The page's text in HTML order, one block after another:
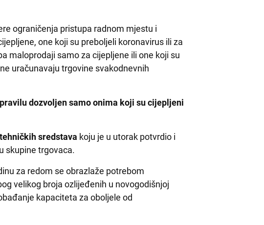
ograničenja pristupa radnom mjestu i
one koji su preboljeli koronavirus ili za
maloprodaji samo za cijepljene ili one koji su
uračunavaju trgovine svakodnevnih
dozvoljen samo onima koji su cijepljeni
sredstava koju je u utorak potvrdio i
skupine trgovaca.
za redom se obrazlaže potrebom
velikog broja ozlijeđenih u novogodišnjoj
kapaciteta za oboljele od